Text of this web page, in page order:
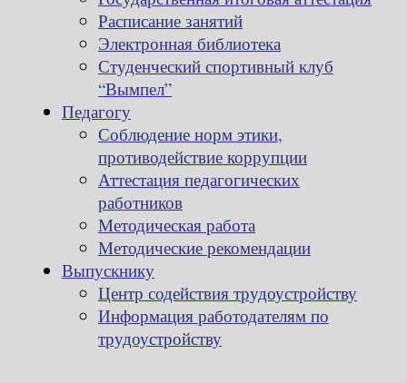
Расписание занятий
Электронная библиотека
Студенческий спортивный клуб
“Вымпел”
Педагогу
Соблюдение норм этики,
противодействие коррупции
Аттестация педагогических
работников
Методическая работа
Методические рекомендации
Выпускнику
Центр содействия трудоустройству
Информация работодателям по
трудоустройству